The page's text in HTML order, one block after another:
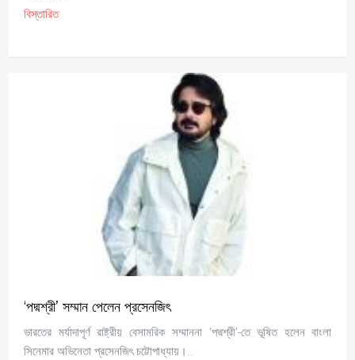
বিস্তারিত
‘পদ্মশ্রী’ সম্মান পেলেন প্রসেনজিৎ
ভারতের মর্যাদাপূর্ণ রাষ্ট্রীয় বেসামরিক সম্মাননা ‘পদ্মশ্রী’-তে ভূষিত হলেন বাংলা
সিনেমার অভিনেতা প্রসেনজিৎ চট্টোপাধ্যায়।...